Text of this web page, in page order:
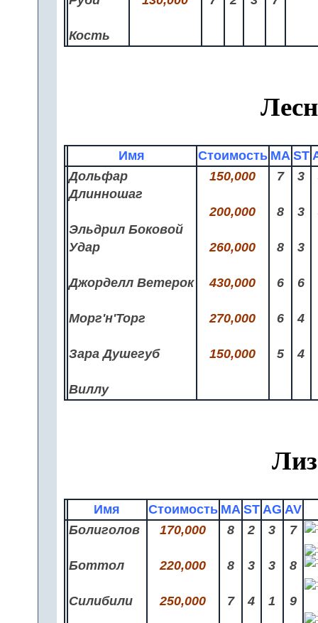
Кость
Имя Стоимость MA ST
Дольфар
Длинношаг
Эльдрил Боковой
Удар
Джорделл Ветерок
Морг'н'Торг
Зара Душегуб
Виллу
150,000
200,000
260,000
430,000
270,000
150,000
7
8
8
6
6
5
3
3
3
6
4
4
Имя Стоимость MA ST AG AV
Болиголов
Боттол
Силибили
170,000
220,000
250,000
8
8
7
2
3
4
3
3
1
7
8
9